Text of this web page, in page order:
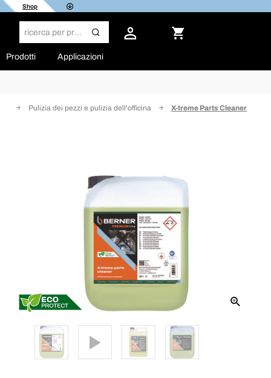
Shop
Prodotti Applicazioni
Pulizia dei pezzi e pulizia dell'officina X-treme Parts Cleaner